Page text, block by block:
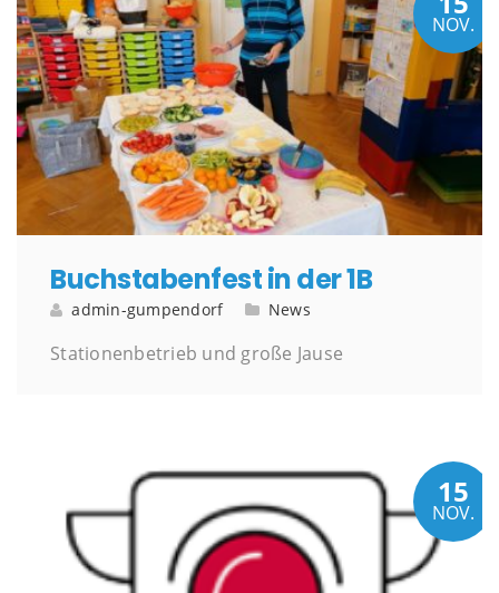
NOV.
Buchstabenfest in der 1B
admin-gumpendorf News
Stationenbetrieb und große Jause
15
NOV.